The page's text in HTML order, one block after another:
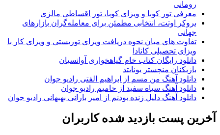
رومانی
معرفی تور کوبا و ویزای کوبا، تور اقساطی مالزی
بروکر اوتت، انتخابی مطمئن برای معامله‌گران بازارهای
جهانی
تفاوت های میان نحوه دریافت ویزای توریستی و ویزای کار با
ویزای تحصیلی کانادا
دانلود رایگان کتاب خام گیاهخواری آوانسیان
بازیکنان منچستر یونایتد
دانلود آهنگ من مسم از ابراهیم الفتی رادیو جوان
دانلود آهنگ سیاه سفید از حامیم رادیو جوان
دانلود آهنگ دلیل زنده بودنم از امیر بارانی بهبهانی رادیو جوان
آخرین پست بازدید شده کاربران